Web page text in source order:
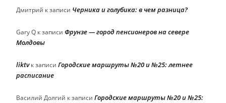
Дмитрий к записи Черника и голубика: в чем разница?
Gary Q к записи Фрунзе — город пенсионеров на севере
Молдовы
liktvк записи Городские маршруты №20 и №25: летнее
расписание
Василий Долгий к записи Городские маршруты №20 и №25: